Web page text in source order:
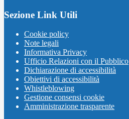
Sezione Link Utili
Cookie policy
Note legali
Informativa Privacy
Ufficio Relazioni con il Pubblico
Dichiarazione di accessibilità
Obiettivi di accessibilità
Whistleblowing
Gestione consensi cookie
Amministrazione trasparente